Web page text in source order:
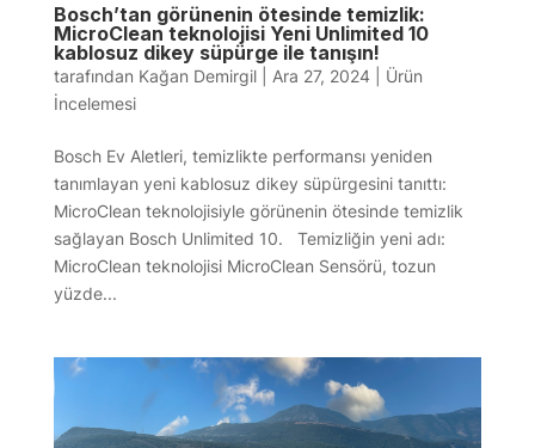
Bosch’tan görünenin ötesinde temizlik:
MicroClean teknolojisi Yeni Unlimited 10
kablosuz dikey süpürge ile tanışın!
tarafından Kağan Demirgil| Ara 27, 2024| Ürün
İncelemesi
Bosch Ev Aletleri, temizlikte performansı yeniden
tanımlayan yeni kablosuz dikey süpürgesini tanıttı:
MicroClean teknolojisiyle görünenin ötesinde temizlik
sağlayan Bosch Unlimited 10. Temizliğin yeni adı:
MicroClean teknolojisi MicroClean Sensörü, tozun
yüzde...